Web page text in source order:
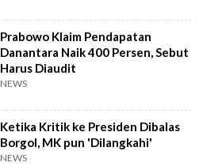
Prabowo Klaim Pendapatan
Danantara Naik 400 Persen, Sebut
Harus Diaudit
NEWS
Ketika Kritik ke Presiden Dibalas
Borgol, MK pun 'Dilangkahi'
NEWS